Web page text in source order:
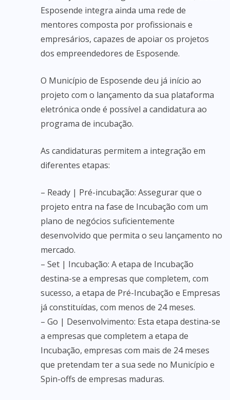
Esposende integra ainda uma rede de
mentores composta por profissionais e
empresários, capazes de apoiar os projetos
dos empreendedores de Esposende.
O Município de Esposende deu já início ao
projeto com o lançamento da sua plataforma
eletrónica onde é possível a candidatura ao
programa de incubação.
As candidaturas permitem a integração em
diferentes etapas:
– Ready | Pré-incubação: Assegurar que o
projeto entra na fase de Incubação com um
plano de negócios suficientemente
desenvolvido que permita o seu lançamento no
mercado.
– Set | Incubação: A etapa de Incubação
destina-se a empresas que completem, com
sucesso, a etapa de Pré-Incubação e Empresas
já constituídas, com menos de 24 meses.
– Go | Desenvolvimento: Esta etapa destina-se
a empresas que completem a etapa de
Incubação, empresas com mais de 24 meses
que pretendam ter a sua sede no Município e
Spin-offs de empresas maduras.